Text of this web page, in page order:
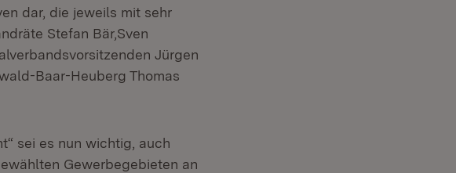
dar, die jeweils mit sehr
Stefan Bär,Sven
Jürgen
Baar-Heuberg Thomas
sei es nun wichtig, auch
Gewerbegebieten an